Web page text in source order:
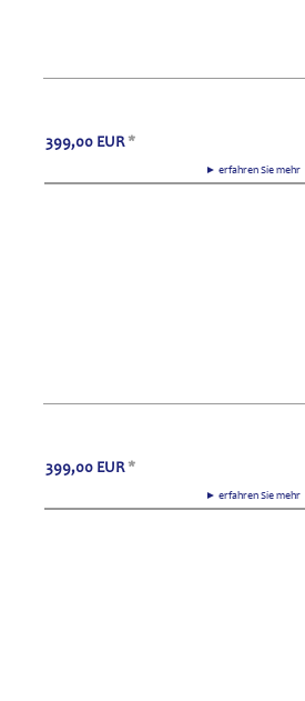
► erfahren Sie
399,00 EUR *
► erfahren Sie
399,00 EUR *